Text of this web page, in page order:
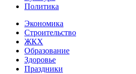
Политика
Экономика
Строительство
ЖКХ
Образование
Здоровье
Праздники